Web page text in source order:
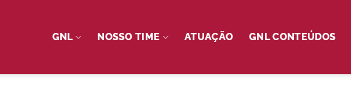
GNL NOSSO TIME ATUAÇÃO GNL CONTEÚDOS